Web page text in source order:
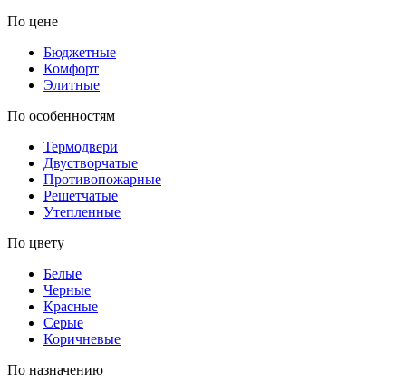
По цене
Бюджетные
Комфорт
Элитные
По особенностям
Термодвери
Двустворчатые
Противопожарные
Решетчатые
Утепленные
По цвету
Белые
Черные
Красные
Серые
Коричневые
По назначению